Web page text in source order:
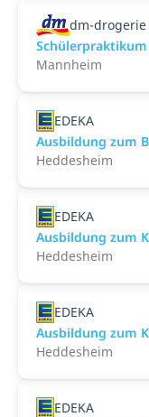
dm-drogerie
Mannheim
EDEKA
Ausbildung zum
Heddesheim
EDEKA
Ausbildung zum
Heddesheim
EDEKA
Ausbildung zum
Heddesheim
EDEKA